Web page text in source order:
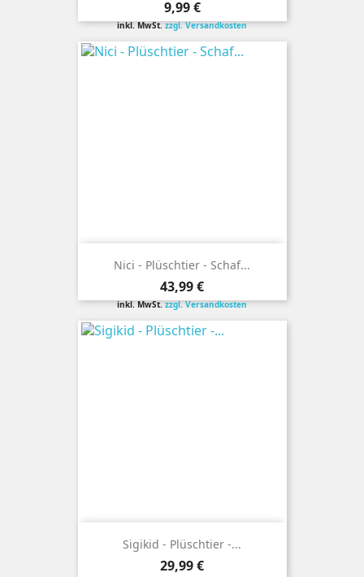
Preis
9,99 €
inkl. MwSt.zzgl. Versandkosten
Nici - Plüschtier - Schaf...
Preis
43,99 €
inkl. MwSt.zzgl. Versandkosten
Sigikid - Plüschtier -...
Preis
29,99 €